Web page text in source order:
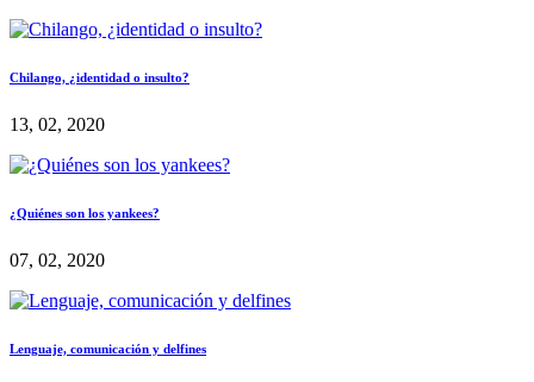
Chilango, ¿identidad o insulto?
13, 02, 2020
¿Quiénes son los yankees?
07, 02, 2020
Lenguaje, comunicación y delfines